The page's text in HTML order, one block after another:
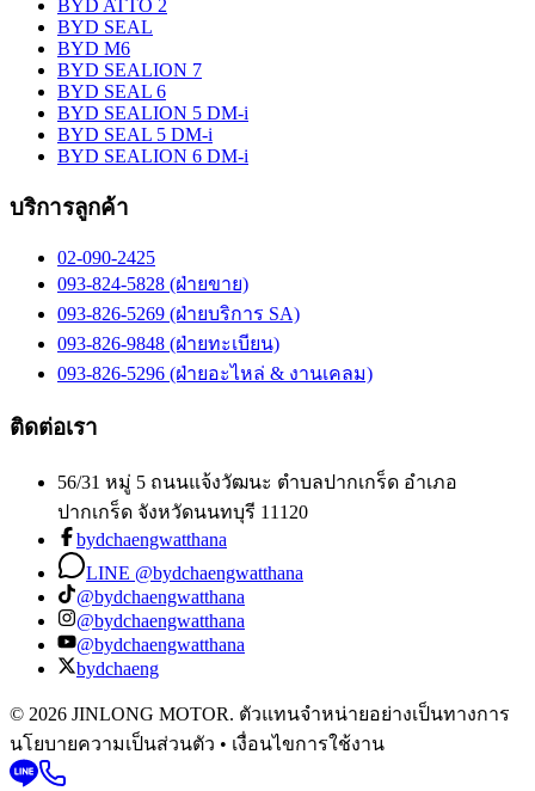
BYD ATTO 2
BYD SEAL
BYD M6
BYD SEALION 7
BYD SEAL 6
BYD SEALION 5 DM-i
BYD SEAL 5 DM-i
BYD SEALION 6 DM-i
บริการลูกค้า
02-090-2425
093-824-5828 (ฝ่ายขาย)
093-826-5269 (ฝ่ายบริการ SA)
093-826-9848 (ฝ่ายทะเบียน)
093-826-5296 (ฝ่ายอะไหล่ & งานเคลม)
ติดต่อเรา
56/31 หมู่ 5 ถนนแจ้งวัฒนะ ตำบลปากเกร็ด อำเภอ
ปากเกร็ด จังหวัดนนทบุรี 11120
bydchaengwatthana
LINE @bydchaengwatthana
@bydchaengwatthana
@bydchaengwatthana
@bydchaengwatthana
bydchaeng
© 2026 JINLONG MOTOR. ตัวแทนจำหน่ายอย่างเป็นทางการ
นโยบายความเป็นส่วนตัว • เงื่อนไขการใช้งาน